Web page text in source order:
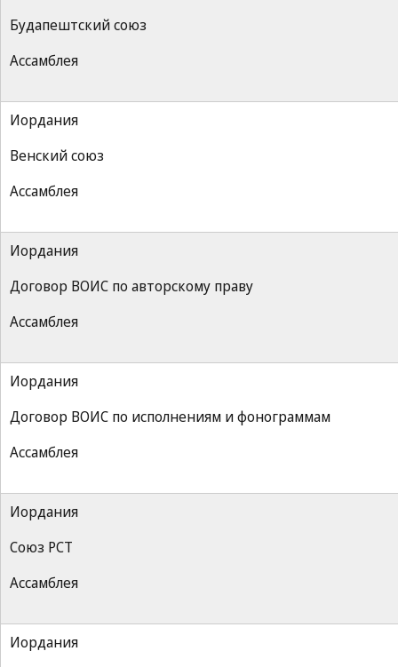
Будапештский союз
Ассамблея
Иордания
Венский союз
Ассамблея
Иордания
Договор ВОИС по авторскому праву
Ассамблея
Иордания
Договор ВОИС по исполнениям и фонограммам
Ассамблея
Иордания
Союз РСТ
Ассамблея
Иордания